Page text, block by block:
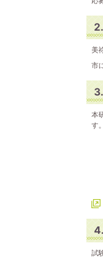
美
市
本
す。
試